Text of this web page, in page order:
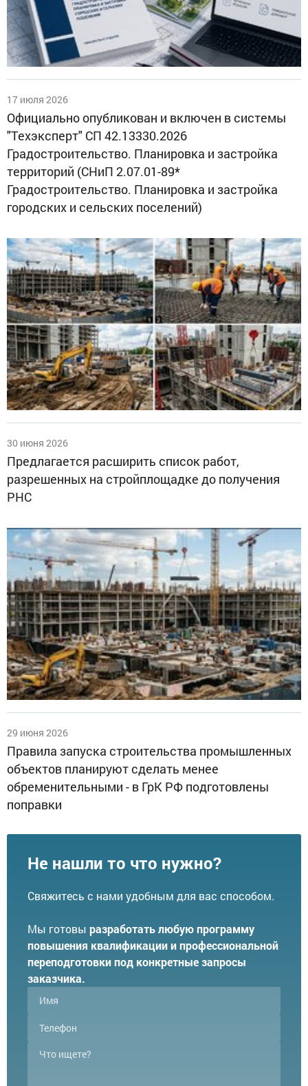
17 июля 2026
Официально опубликован и включен в системы
"Техэксперт" СП 42.13330.2026
Градостроительство. Планировка и застройка
территорий (СНиП 2.07.01-89*
Градостроительство. Планировка и застройка
городских и сельских поселений)
30 июня 2026
Предлагается расширить список работ,
разрешенных на стройплощадке до получения
РНС
29 июня 2026
Правила запуска строительства промышленных
объектов планируют сделать менее
обременительными - в ГрК РФ подготовлены
поправки
Не нашли то что нужно?
Свяжитесь с нами удобным для вас способом.
Мы готовы разработать любую программу
повышения квалификации и профессиональной
переподготовки под конкретные запросы
заказчика.